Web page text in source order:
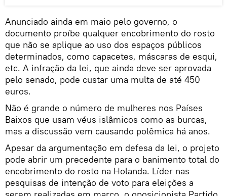
Anunciado ainda em maio pelo governo, o
documento proíbe qualquer encobrimento do rosto
que não se aplique ao uso dos espaços públicos
determinados, como capacetes, máscaras de esqui,
etc. A infração da lei, que ainda deve ser aprovada
pelo senado, pode custar uma multa de até 450
euros.
Não é grande o número de mulheres nos Países
Baixos que usam véus islâmicos como as burcas,
mas a discussão vem causando polêmica há anos.
Apesar da argumentação em defesa da lei, o projeto
pode abrir um precedente para o banimento total do
encobrimento do rosto na Holanda. Líder nas
pesquisas de intenção de voto para eleições a